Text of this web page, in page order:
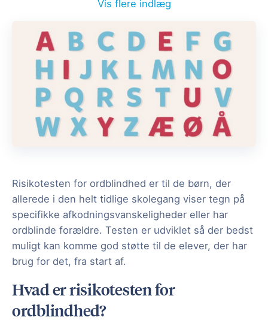
Vis flere indlæg
Risikotesten for ordblindhed er til de børn, der
allerede i den helt tidlige skolegang viser tegn på
specifikke afkodningsvanskeligheder eller har
ordblinde forældre. Testen er udviklet så der bedst
muligt kan komme god støtte til de elever, der har
brug for det, fra start af.
Hvad er risikotesten for
ordblindhed?